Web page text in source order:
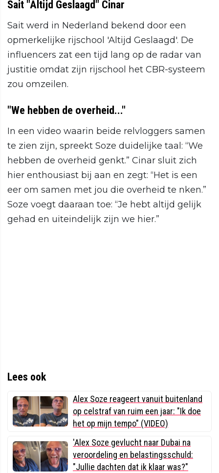
Sait "Altijd Geslaagd" Cinar
Sait werd in Nederland bekend door een
opmerkelijke rijschool 'Altijd Geslaagd'. De
influencers zat een tijd lang op de radar van
justitie omdat zijn rijschool het CBR-systeem
zou omzeilen.
"We hebben de overheid..."
In een video waarin beide relvloggers samen
te zien zijn, spreekt Soze duidelijke taal: “We
hebben de overheid genkt.” Cinar sluit zich
hier enthousiast bij aan en zegt: “Het is een
eer om samen met jou die overheid te nken.”
Soze voegt daaraan toe: “Je hebt altijd gelijk
gehad en uiteindelijk zijn we hier.”
Lees ook
Alex Soze reageert vanuit buitenland
op celstraf van ruim een jaar: "Ik doe
het op mijn tempo" (VIDEO)
'Alex Soze gevlucht naar Dubai na
veroordeling en belastingsschuld:
"Jullie dachten dat ik klaar was?"